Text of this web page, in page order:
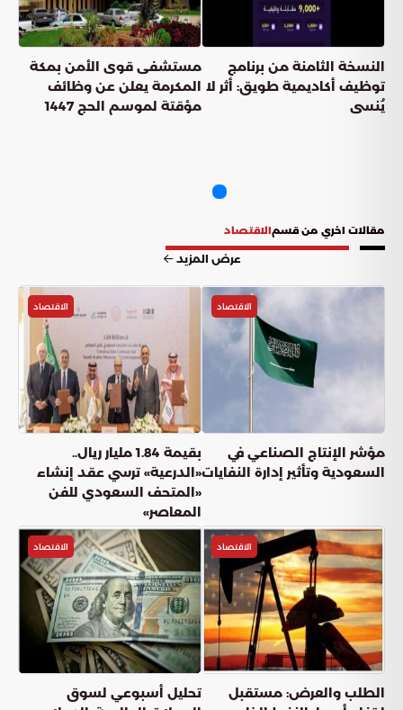
النسخة الثامنة من برنامج
توظيف أكاديمية طويق: أثر لا
يُنسى
مستشفى قوى الأمن بمكة
المكرمة يعلن عن وظائف
مؤقتة لموسم الحج 1447
مقالات اخري من قسمالاقتصاد
عرض المزيد
الاقتصاد
مؤشر الإنتاج الصناعي في
السعودية وتأثير إدارة النفايات
الاقتصاد
بقيمة 1.84 مليار ريال..
«الدرعية» ترسي عقد إنشاء
«المتحف السعودي للفن
المعاصر»
الاقتصاد
الطلب والعرض: مستقبل
الاقتصاد
تحليل أسبوعي لسوق